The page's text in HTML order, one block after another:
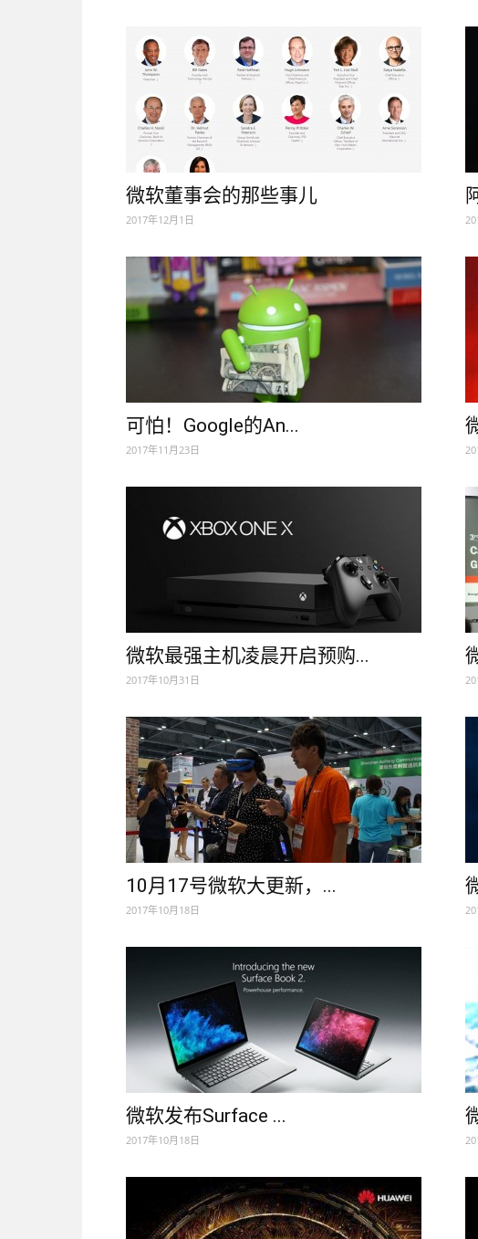
微软董事会的那些事儿
2017年12月1日
可怕！Google的An...
2017年11月23日
微软最强主机凌晨开启预购...
2017年10月31日
10月17号微软大更新，...
2017年10月18日
微软发布Surface ...
2017年10月18日